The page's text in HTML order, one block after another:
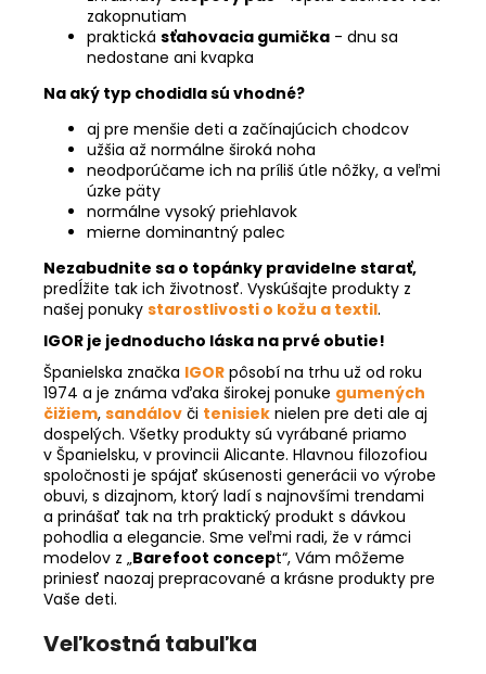
zakopnutiam
praktická sťahovacia gumička - dnu sa
nedostane ani kvapka
Na aký typ chodidla sú vhodné?
aj pre menšie deti a začínajúcich chodcov
užšia až normálne široká noha
neodporúčame ich na príliš útle nôžky, a veľmi
úzke päty
normálne vysoký priehlavok
mierne dominantný palec
Nezabudnite sa o topánky pravidelne starať,
predĺžite tak ich životnosť. Vyskúšajte produkty z
našej ponuky starostlivosti o kožu a textil.
IGOR je jednoducho láska na prvé obutie!
Španielska značka IGOR pôsobí na trhu už od roku
1974 a je známa vďaka širokej ponuke gumených
čižiem, sandálov či tenisiek nielen pre deti ale aj
dospelých. Všetky produkty sú vyrábané priamo
v Španielsku, v provincii Alicante. Hlavnou filozofiou
spoločnosti je spájať skúsenosti generácii vo výrobe
obuvi, s dizajnom, ktorý ladí s najnovšími trendami
a prinášať tak na trh praktický produkt s dávkou
pohodlia a elegancie. Sme veľmi radi, že v rámci
modelov z „Barefoot concept“, Vám môžeme
priniesť naozaj prepracované a krásne produkty pre
Vaše deti.
Veľkostná tabuľka